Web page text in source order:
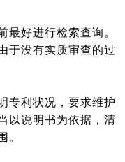
最好进行检索查询。
于没有实质审查的过
专利状况，要求维护
以说明书为依据，清
。